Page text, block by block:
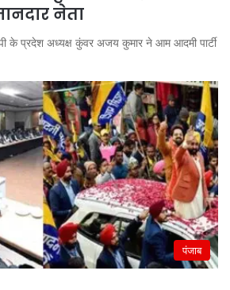
नेता
के प्रदेश अध्यक्ष कुंवर अजय कुमार ने आम आदमी पार्टी
पंजाब